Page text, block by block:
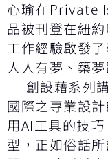
心瑜在Private
品被刊登在紐
工作經驗啟發
人人有夢、築夢
創設藉系列
國際之專業設
用AI工具的技
型，正如俗話